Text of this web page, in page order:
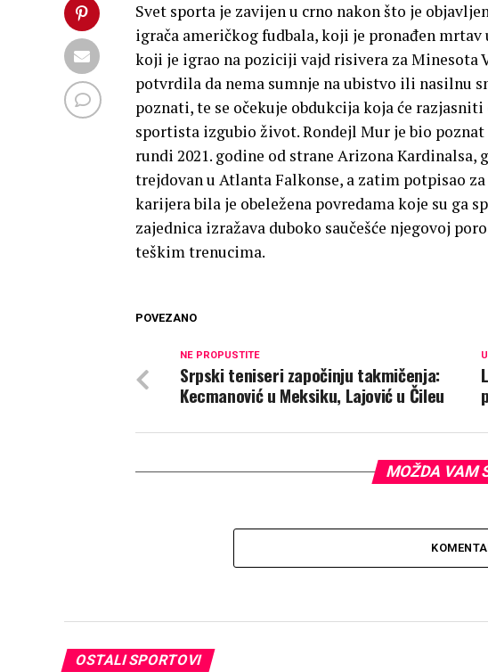
Svet sporta je zavijen u crno nakon što je
igrača američkog fudbala, koji je pronađen
koji je igrao na poziciji vajd risivera za Minesota
potvrdila da nema sumnje na ubistvo ili nasilnu
poznati, te se očekuje obdukcija koja će
sportista izgubio život. Rondejl Mur je bio
rundi 2021. godine od strane Arizona Kardinalsa,
trejdovan u Atlanta Falkonse, a zatim potpisao
karijera bila je obeležena povredama koje su ga
zajednica izražava duboko saučešće njegovoj
teškim trenucima.
POVEZANO
NE PROPUSTITE
Srpski teniseri započinju takmičenja:
Kecmanović u Meksiku, Lajović u Čileu
MOŽDA VAM
OSTALI SPORTOVI